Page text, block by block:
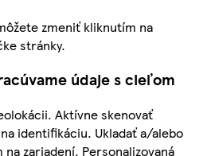
zmeniť kliknutím na
stránky.
údaje s cieľom
Aktívne skenovať
identifikáciu. Ukladať a/alebo
zariadení. Personalizovaná